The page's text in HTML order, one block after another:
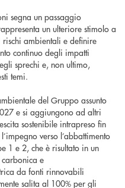
segna un passaggio
un ulteriore stimolo a
ambientali e definire
continuo degli impatti
sprechi e, non ultimo,
temi.
del Gruppo assunto
e si aggiungono ad altri
sostenibile intrapreso fin
verso l’abbattimento
1 e 2, che è risultato in un
e
da fonti rinnovabili
salita al 100% per gli